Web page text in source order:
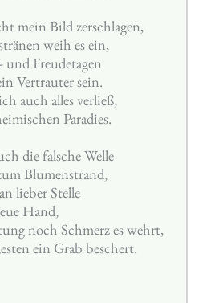
mein Bild zerschlagen,
weih es ein,
und Freudetagen
Vertrauter sein.
auch alles verließ,
Paradies.
die falsche Welle
Blumenstrand,
lieber Stelle
Hand,
noch Schmerz es wehrt,
ein Grab beschert.